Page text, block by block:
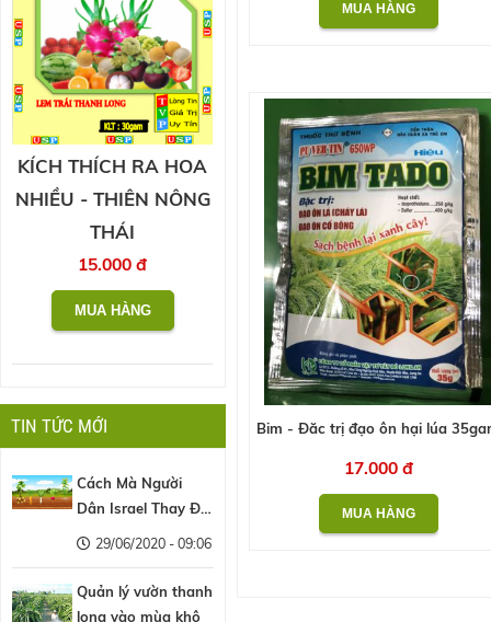
Bim - Đăc trị đạo ôn hại lúa
17.000 đ
KÍCH THÍCH RA HOA
NHIỀU - THIÊN NÔNG
THÁI
15.000 đ
TIN TỨC MỚI
Cách Mà Người
Dân Israel Thay Đổi
Nền Nông Nghiệp
29/06/2020 - 09:06
Quản lý vườn thanh
long vào mùa khô